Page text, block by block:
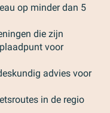
op minder dan 5
die zijn
voor
advies voor
in de regio